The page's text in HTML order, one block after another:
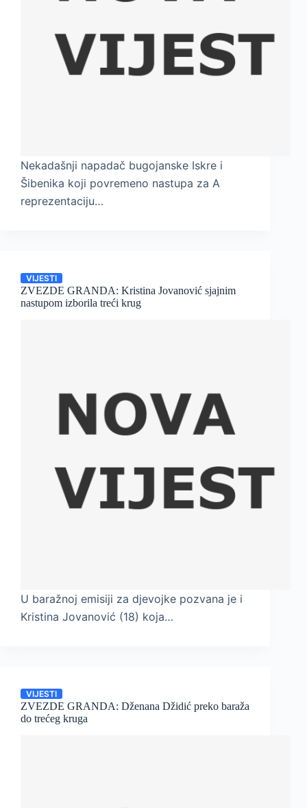
Nekadašnji napadač bugojanske Iskre i
Šibenika koji povremeno nastupa za A
reprezentaciju…
VIJESTI
ZVEZDE GRANDA: Kristina Jovanović sjajnim
nastupom izborila treći krug
U baražnoj emisiji za djevojke pozvana je i
Kristina Jovanović (18) koja…
VIJESTI
ZVEZDE GRANDA: Dženana Džidić preko baraža
do trećeg kruga